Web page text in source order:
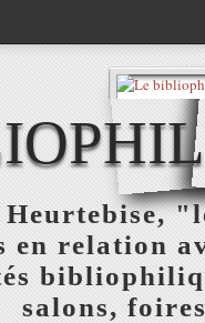
relation
salons,